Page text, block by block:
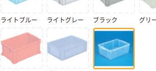
ライトブルー ライトグレー ブラック グリ